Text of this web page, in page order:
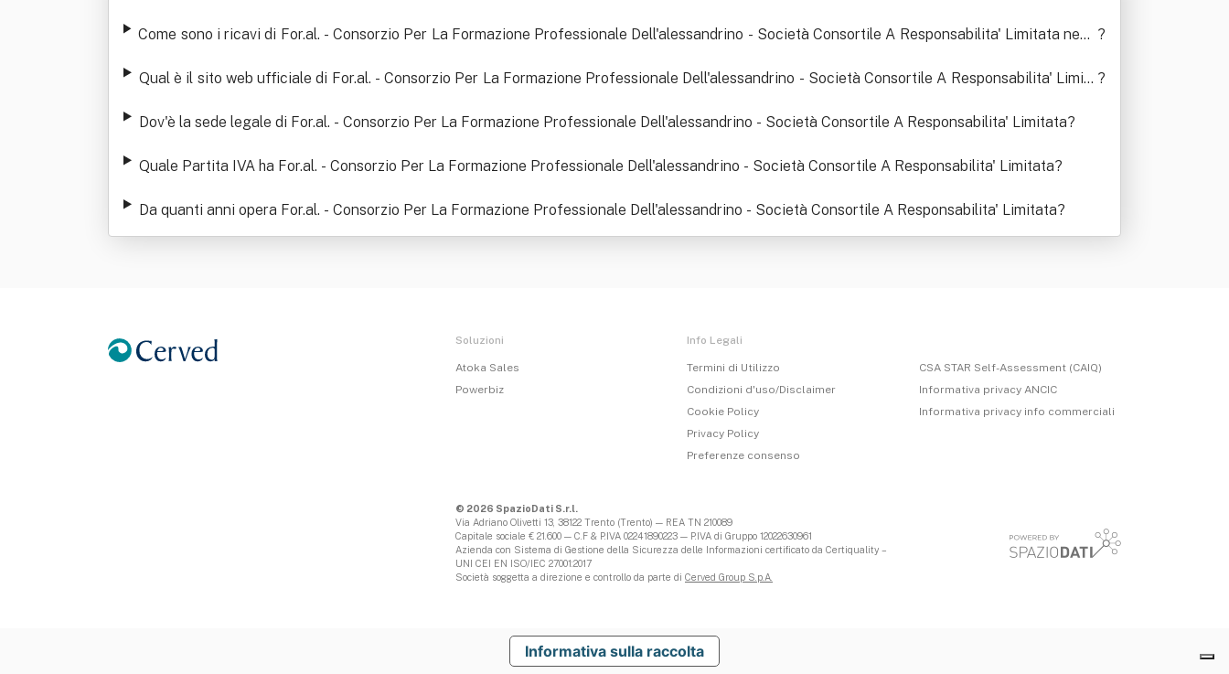
Come sono i ricavi di For.al. - Consorzio Per La Formazione Professionale Dell'alessandrino - Società Consortile A Responsabilita' Limitata negli ?
Qual è il sito web ufficiale di For.al. - Consorzio Per La Formazione Professionale Dell'alessandrino - Società Consortile A Responsabilita' Limita ?
Dov'è la sede legale di For.al. - Consorzio Per La Formazione Professionale Dell'alessandrino - Società Consortile A Responsabilita' Limitata?
Quale Partita IVA ha For.al. - Consorzio Per La Formazione Professionale Dell'alessandrino - Società Consortile A Responsabilita' Limitata?
Da quanti anni opera For.al. - Consorzio Per La Formazione Professionale Dell'alessandrino - Società Consortile A Responsabilita' Limitata?
Soluzioni
Atoka Sales
Powerbiz
Info Legali
Termini di Utilizzo
Condizioni d'uso/Disclaimer
Cookie Policy
Privacy Policy
Preferenze consenso
CSA STAR Self-Assessment (CAIQ)
Informativa privacy ANCIC
Informativa privacy info commerciali
© 2026 SpazioDati S.r.l.
Via Adriano Olivetti 13, 38122 Trento (Trento) — REA TN 210089
Capitale sociale € 21.600 — C.F & P.IVA 02241890223 — P.IVA di Gruppo 12022630961
Azienda con Sistema di Gestione della Sicurezza delle Informazioni certificato da Certiquality –
UNI CEI EN ISO/IEC 27001:2017
Società soggetta a direzione e controllo da parte di Cerved Group S.p.A.
Informativa sulla raccolta